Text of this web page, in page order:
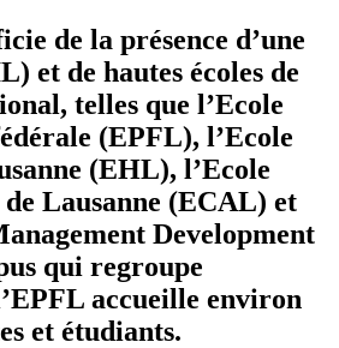
de la présence d’une
et de hautes écoles de
telles que l’Ecole
(EPFL), l’Ecole
(EHL), l’Ecole
Lausanne (ECAL) et
Development
qui regroupe
accueille environ
et étudiants.